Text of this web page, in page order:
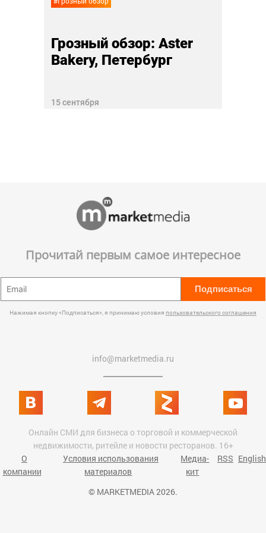
Грозный обзор: Aster
Bakery, Петербург
15 сентября
Прочитай первым самое интересное
Подписаться
Нажимая кнопку «Подписаться», я принимаю условия пользовательского соглашения
info@marketmedia.ru
Онлайн СМИ для бизнеса о торговой и коммерческой
недвижимости, ритейле и новости ресторанов. 16+
О
компании
Условия использования
материалов
Медиа-
кит
RSS English
© MARKETMEDIA 2026.